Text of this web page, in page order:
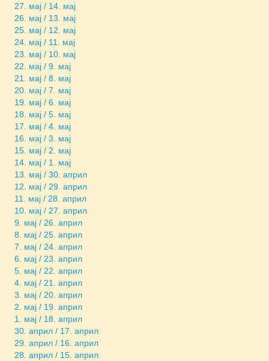
27. мај / 14. мај
26. мај / 13. мај
25. мај / 12. мај
24. мај / 11. мај
23. мај / 10. мај
22. мај / 9. мај
21. мај / 8. мај
20. мај / 7. мај
19. мај / 6. мај
18. мај / 5. мај
17. мај / 4. мај
16. мај / 3. мај
15. мај / 2. мај
14. мај / 1. мај
13. мај / 30. април
12. мај / 29. април
11. мај / 28. април
10. мај / 27. април
9. мај / 26. април
8. мај / 25. април
7. мај / 24. април
6. мај / 23. април
5. мај / 22. април
4. мај / 21. април
3. мај / 20. април
2. мај / 19. април
1. мај / 18. април
30. април / 17. април
29. април / 16. април
28. април / 15. април